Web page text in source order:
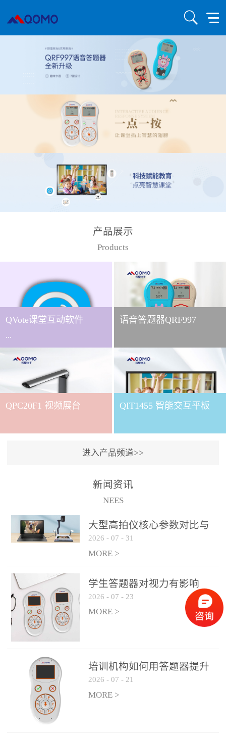
产品展示
Products
QVote课堂互动软件
...
下载QVote授课软件课堂互
动的质量直接影响教学效
果与学生参与度。作为
打造的互动授课软件，
QVote 以 “让每一堂课都充
功能与数据化教学分析，
课堂互动解决方案，重新
定义了师生互动的新模
教学节奏的重要性，采用
“零学习成本” 的设计理
念，教师无需复杂培训即
可快速上手。软件支持与
PPT、白板等常用教学工具
几步：打开软件、选择互
动模式、发起互动任务，
整个过程不超过 30 秒，完
美融入正常教学流程，避
免打断课堂连贯性。无论
语音答题器QRF997
QPC20F1 视频展台 QIT1455 智能交互平板
进入产品频道>>
新闻资讯
NEES
大型高拍仪核心参数对比与
选购建议
2026 - 07 - 31
MORE >
学生答题器对视力有影响
吗？
2026 - 07 - 23
MORE >
培训机构如何用答题器提升
学生专注度
2026 - 07 - 21
MORE >